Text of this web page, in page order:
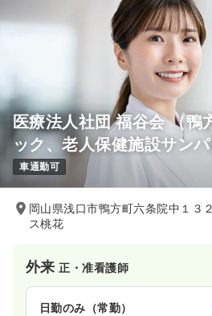
医療法人社団 福谷会 （鴨
ック、老人保健施設サンパ
車通勤可
岡山県浅口市鴨方町六条院中１３
ス桃花
外来正・准看護師
日勤のみ（常勤）